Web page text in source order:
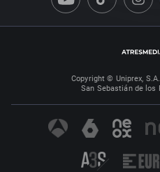
Copyright © Uniprex,
San Sebastián de los